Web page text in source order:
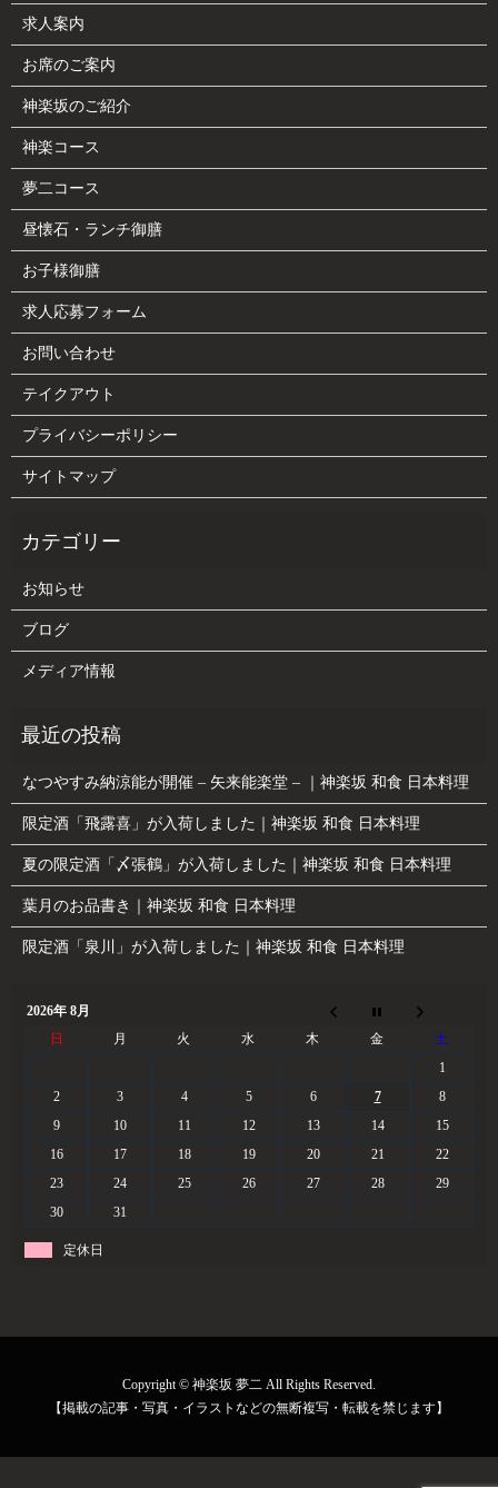
求人案内
お席のご案内
神楽坂のご紹介
神楽コース
夢二コース
昼懐石・ランチ御膳
お子様御膳
求人応募フォーム
お問い合わせ
テイクアウト
プライバシーポリシー
サイトマップ
お知らせ
ブログ
メディア情報
なつやすみ納涼能が開催 – 矢来能楽堂 – ｜神楽坂 和食 日本料理
限定酒「飛露喜」が入荷しました｜神楽坂 和食 日本料理
夏の限定酒「〆張鶴」が入荷しました｜神楽坂 和食 日本料理
葉月のお品書き｜神楽坂 和食 日本料理
限定酒「泉川」が入荷しました｜神楽坂 和食 日本料理
2026年 8月
日
月 火 水 木 金
土
1
2
3 4 5 6 7
8
9
10 11 12 13 14
15
16
17 18 19 20 21
22
23
24 25 26 27 28
29
30
31
定休日
Copyright © 神楽坂 夢二 All Rights Reserved.
【掲載の記事・写真・イラストなどの無断複写・転載を禁じます】